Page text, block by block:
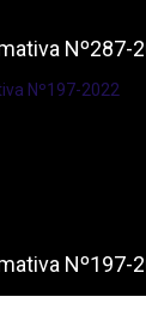
Nº287-
Nº197-